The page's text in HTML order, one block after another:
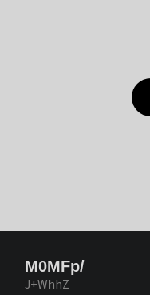
M0MFp/
J+WhhZ